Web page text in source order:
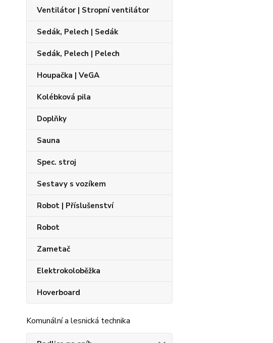
Ventilátor | Stropní ventilátor
Sedák, Pelech | Sedák
Sedák, Pelech | Pelech
Houpačka | VeGA
Kolébková pila
Doplňky
Sauna
Spec. stroj
Sestavy s vozíkem
Robot | Příslušenství
Robot
Zametač
Elektrokoloběžka
Hoverboard
Komunální a lesnická technika